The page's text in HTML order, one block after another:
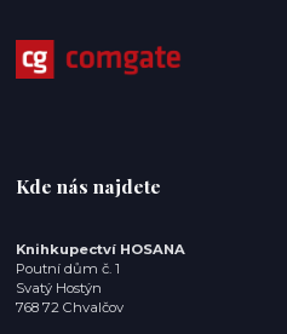
Kde nás najdete
Knihkupectví HOSANA
Poutní dům č. 1
Svatý Hostýn
768 72 Chvalčov